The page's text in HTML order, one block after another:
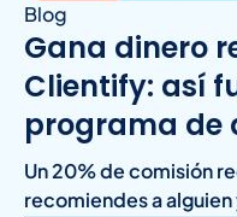
Blog
Gana dinero
Clientify: así
programa de
Un 20% de comisión
recomiendes a alguien